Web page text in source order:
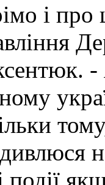
і про
події